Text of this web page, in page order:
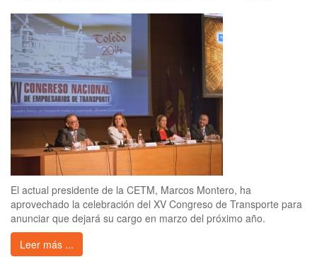
El actual presidente de la CETM, Marcos Montero, ha
aprovechado la celebración del XV Congreso de Transporte para
anunciar que dejará su cargo en marzo del próximo año.
Leer más ...